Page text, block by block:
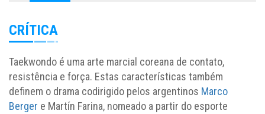
CRÍTICA
Taekwondo é uma arte marcial coreana de contato,
resistência e força. Estas características também
definem o drama codirigido pelos argentinos Marco
Berger e Martín Farina, nomeado a partir do esporte